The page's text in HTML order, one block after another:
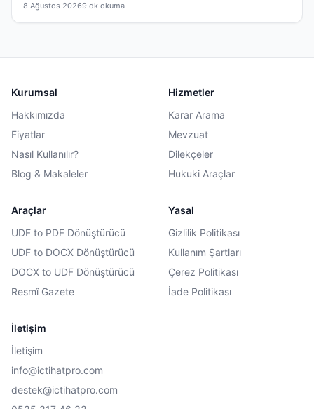
8 Ağustos 20269 dk okuma
Kurumsal
Hakkımızda
Fiyatlar
Nasıl Kullanılır?
Blog & Makaleler
Hizmetler
Karar Arama
Mevzuat
Dilekçeler
Hukuki Araçlar
Araçlar
UDF to PDF Dönüştürücü
UDF to DOCX Dönüştürücü
DOCX to UDF Dönüştürücü
Resmî Gazete
Yasal
Gizlilik Politikası
Kullanım Şartları
Çerez Politikası
İade Politikası
İletişim
İletişim
info@ictihatpro.com
destek@ictihatpro.com